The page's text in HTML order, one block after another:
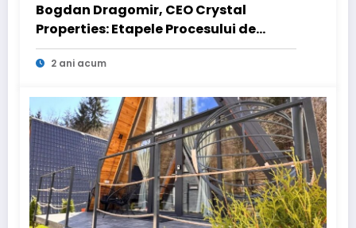
Bogdan Dragomir, CEO Crystal
Properties: Etapele Procesului de
Vânzare pentru Achiziționarea unui
Apartament în Ansamblurile Noastre
2 ani acum